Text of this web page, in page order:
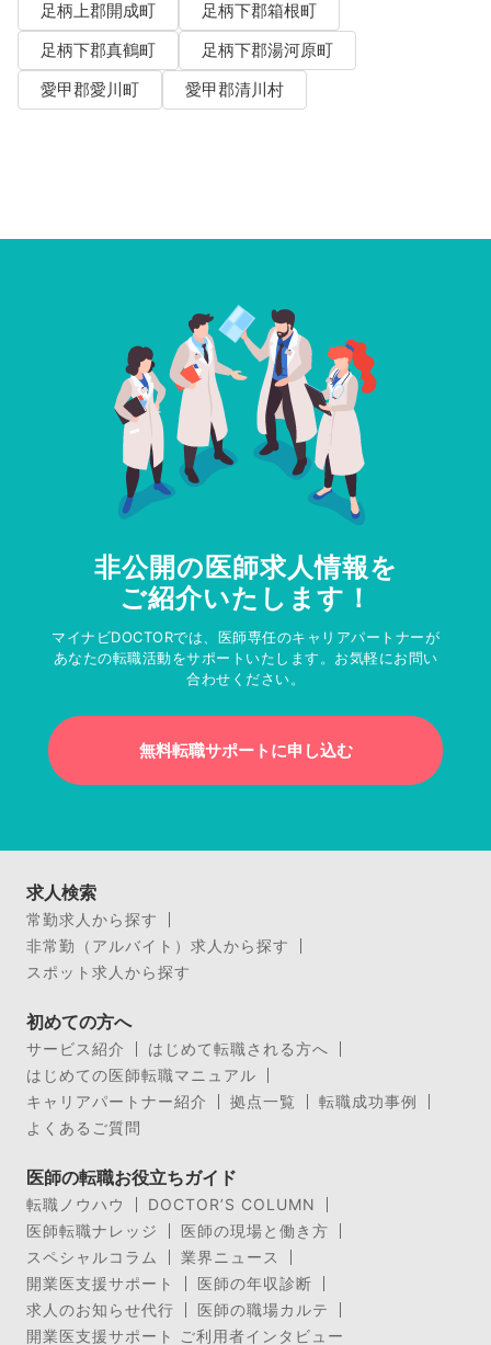
足柄上郡開成町
足柄下郡箱根町
足柄下郡真鶴町
足柄下郡湯河原町
愛甲郡愛川町
愛甲郡清川村
非公開の医師求人情報を
ご紹介いたします！
マイナビDOCTORでは、医師専任のキャリアパートナーが
あなたの転職活動をサポートいたします。お気軽にお問い
合わせください。
無料転職サポートに申し込む
求人検索
常勤求人から探す
非常勤（アルバイト）求人から探す
スポット求人から探す
初めての方へ
サービス紹介
はじめて転職される方へ
はじめての医師転職マニュアル
キャリアパートナー紹介
拠点一覧
転職成功事例
よくあるご質問
医師の転職お役立ちガイド
転職ノウハウ
DOCTOR’S COLUMN
医師転職ナレッジ
医師の現場と働き方
スペシャルコラム
業界ニュース
開業医支援サポート
医師の年収診断
求人のお知らせ代行
医師の職場カルテ
開業医支援サポート ご利用者インタビュー